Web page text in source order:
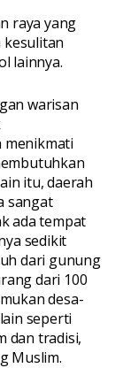
raya yang
kesulitan
lainnya.
warisan
menikmati
itu, daerah
sangat
ada tempat
sedikit
dari gunung
dari 100
desa-
seperti
dan tradisi,
Muslim.